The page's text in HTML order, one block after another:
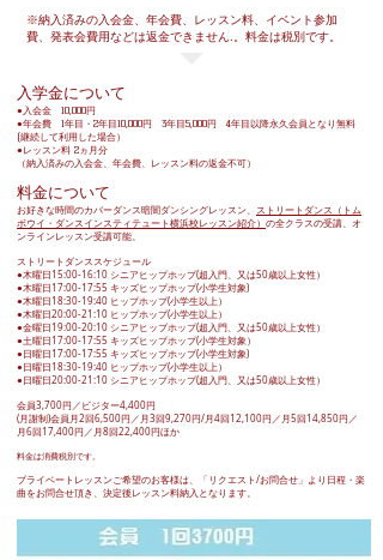
※納入済みの入会金、年会費、レッスン料、イベント参加
費、発表会費用などは返金できません.。料金は税別です。
入学金について
●入会金 10,000円
●年会費 1年目・2年目10,000円 3年目5,000円 4年目以降永久会員となり無料
(継続して利用した場合）
●レッスン料 2ヵ月分
（納入済みの入会金、年会費、レッスン料の返金不可）
料金について
お好きな時間のカバーダンス暗闇ダンシングレッスン、 ストリートダンス（トム
ボウイ・ダンスインスティテュート横浜校レッスン紹介） の全クラスの受講、オ
ンラインレッスン受講可能。
ストリートダンススケジュール
●木曜日15:00-16:10 シニアヒップホップ(超入門、又は50歳以上女性）
●木曜日17:00-17:55 キッズヒップホップ(小学生対象)
●木曜日18:30-19:40 ヒップホップ(小学生以上）
●木曜日20:00-21:10 ヒップホップ(小学生以上）
​●金曜日19:00-20:10 シニアヒップホップ(超入門、又は50歳以上女性）
●土曜日17:00-17:55 キッズヒップホップ(小学生対象）
●日曜日17:00-17:55 キッズヒップホップ(小学生対象)
●日曜日18:30-19:40 ヒップホップ(小学生以上）
​●日曜日20:00-21:10 シニアヒップホップ(超入門、又は50歳以上女性）
会員3,700円／ビジター4,400円
(月謝制)会員月2回6,500円／月3回9,270円/月4回12,100円／月5回14,850円／
月6回17,400円／月8回22,400円ほか
料金は消費税別です。
プライベートレッスンご希望のお客様は、「 リクエスト/お問合せ 」より日程・楽
曲をお問合せ頂き、決定後レッスン料納入となります。